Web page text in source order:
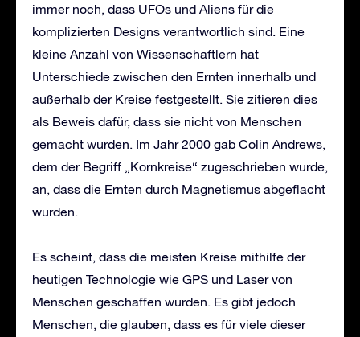
immer noch, dass UFOs und Aliens für die
komplizierten Designs verantwortlich sind. Eine
kleine Anzahl von Wissenschaftlern hat
Unterschiede zwischen den Ernten innerhalb und
außerhalb der Kreise festgestellt. Sie zitieren dies
als Beweis dafür, dass sie nicht von Menschen
gemacht wurden. Im Jahr 2000 gab Colin Andrews,
dem der Begriff „Kornkreise“ zugeschrieben wurde,
an, dass die Ernten durch Magnetismus abgeflacht
wurden.
Es scheint, dass die meisten Kreise mithilfe der
heutigen Technologie wie GPS und Laser von
Menschen geschaffen wurden. Es gibt jedoch
Menschen, die glauben, dass es für viele dieser